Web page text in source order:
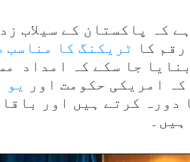
کہ پاکستان کے سیلاب
کا ٹریکنگ کا مناسب
جا سکے کہ امداد
امریکی حکومت اور
یو
دورہ کرتے ہیں اور